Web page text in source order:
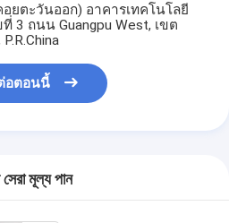
ยตะวันออก) อาคารเทคโนโลยี
ที่ 3 ถนน Guangpu West, เขต
อตอนนี้
মূল্য পান